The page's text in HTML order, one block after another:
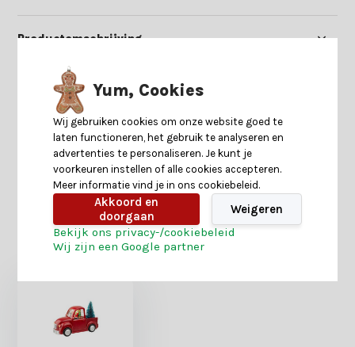
Productomschrijving
Specificaties
Reviews
Heb je nog interesse in deze recent bekeken
producten?
Yum, Cookies
Wij gebruiken cookies om onze website goed te
laten functioneren, het gebruik te analyseren en
advertenties te personaliseren. Je kunt je
voorkeuren instellen of alle cookies accepteren.
Meer informatie vind je in ons cookiebeleid.
Akkoord en
doorgaan
Weigeren
Bekijk ons privacy-/cookiebeleid
Wij zijn een Google partner